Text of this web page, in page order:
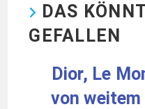
DAS
GEFALLEN
Dior, Le
von